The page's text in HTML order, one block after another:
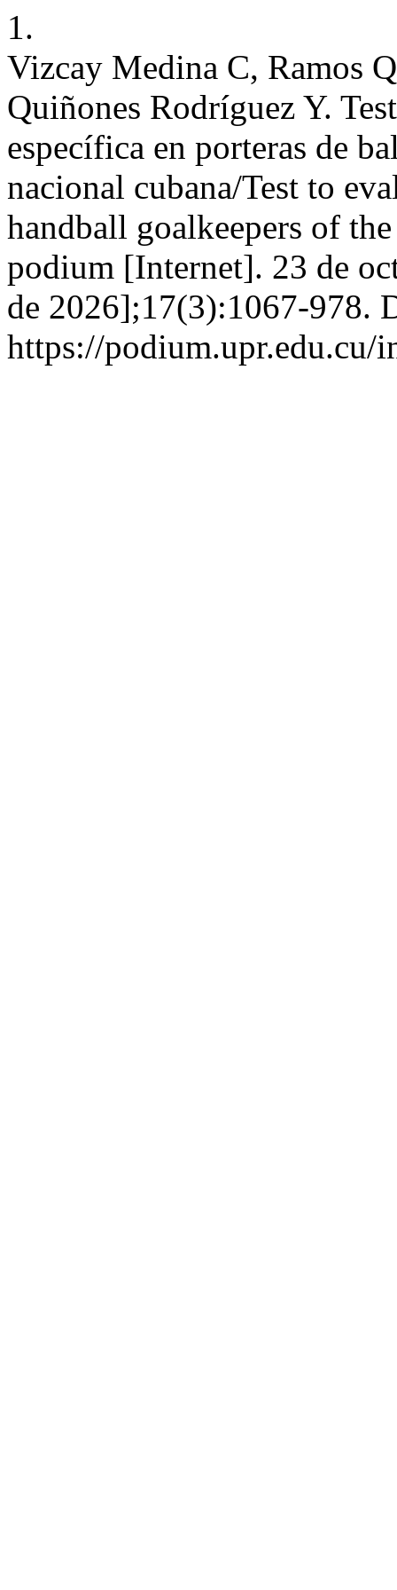
1.
Vizcay Medina C, Ramos
Quiñones Rodríguez Y.
específica en porteras de
nacional cubana/Test to
handball goalkeepers of
podium [Internet]. 23 de
de 2026];17(3):1067-978.
https://